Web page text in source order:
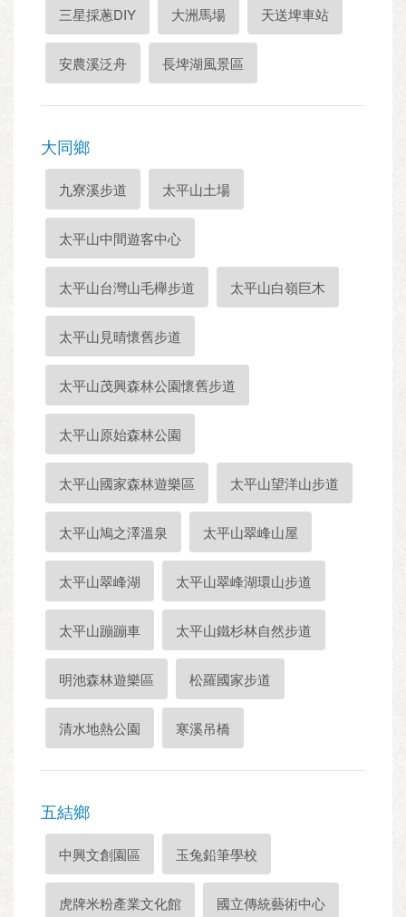
三星採蔥DIY 大洲馬場 天送埤車站
安農溪泛舟 長埤湖風景區
大同鄉
九寮溪步道 太平山土場
太平山中間遊客中心
太平山台灣山毛櫸步道 太平山白嶺巨木
太平山見晴懷舊步道
太平山茂興森林公園懷舊步道
太平山原始森林公園
太平山國家森林遊樂區 太平山望洋山步道
太平山鳩之澤溫泉 太平山翠峰山屋
太平山翠峰湖 太平山翠峰湖環山步道
太平山蹦蹦車 太平山鐵杉林自然步道
明池森林遊樂區 松羅國家步道
清水地熱公園 寒溪吊橋
五結鄉
中興文創園區 玉兔鉛筆學校
虎牌米粉產業文化館 國立傳統藝術中心